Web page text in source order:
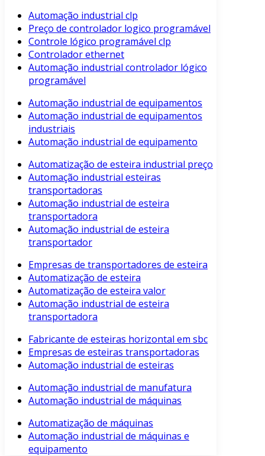
Automação industrial clp
Preço de controlador logico programável
Controle lógico programável clp
Controlador ethernet
Automação industrial controlador lógico
programável
Automação industrial de equipamentos
Automação industrial de equipamentos
industriais
Automação industrial de equipamento
Automatização de esteira industrial preço
Automação industrial esteiras
transportadoras
Automação industrial de esteira
transportadora
Automação industrial de esteira
transportador
Empresas de transportadores de esteira
Automatização de esteira
Automatização de esteira valor
Automação industrial de esteira
transportadora
Fabricante de esteiras horizontal em sbc
Empresas de esteiras transportadoras
Automação industrial de esteiras
Automação industrial de manufatura
Automação industrial de máquinas
Automatização de máquinas
Automação industrial de máquinas e
equipamento